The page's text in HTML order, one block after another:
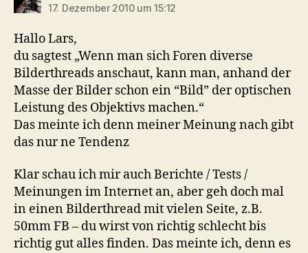
17. Dezember 2010 um 15:12
Hallo Lars,
du sagtest „Wenn man sich Foren diverse
Bilderthreads anschaut, kann man, anhand der
Masse der Bilder schon ein “Bild” der optischen
Leistung des Objektivs machen.“
Das meinte ich denn meiner Meinung nach gibt
das nur ne Tendenz
Klar schau ich mir auch Berichte / Tests /
Meinungen im Internet an, aber geh doch mal
in einen Bilderthread mit vielen Seite, z.B.
50mm FB – du wirst von richtig schlecht bis
richtig gut alles finden. Das meinte ich, denn es